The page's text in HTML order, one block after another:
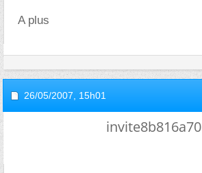
A plus
26/05/2007, 15h01
invite8b816a70